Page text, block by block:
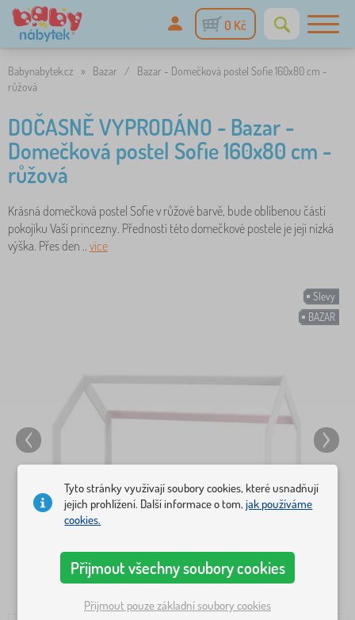
0 Kč
Babynabytek.cz » Bazar /
Bazar - Domečková postel Sofie 160x80 cm -
růžová
DOČASNĚ VYPRODÁNO - Bazar -
Domečková postel Sofie 160x80 cm -
růžová
Krásná domečková postel Sofie v růžové barvě, bude oblíbenou části
pokojíku Vaší princezny. Předností této domečkové postele je její nízká
výška. Přes den .. více
Slevy
BAZAR
Tyto stránky využívají soubory cookies, které usnadňují
jejich prohlížení. Další informace o tom,jak používáme
cookies.
Přijmout všechny soubory cookies
Přijmout pouze základní soubory cookies